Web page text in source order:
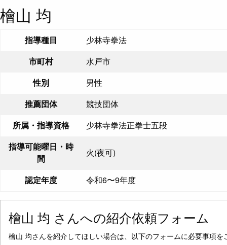
檜山 均
指導種目
少林寺拳法
市町村
水戸市
性別
男性
推薦団体
競技団体
所属・指導資格
少林寺拳法正拳士五段
指導可能曜日・時
間
火(夜可)
認定年度 令和6〜9年度
檜山 均 さんへの紹介依頼フォーム
檜山 均さんを紹介してほしい場合は、以下のフォームに必要事項を